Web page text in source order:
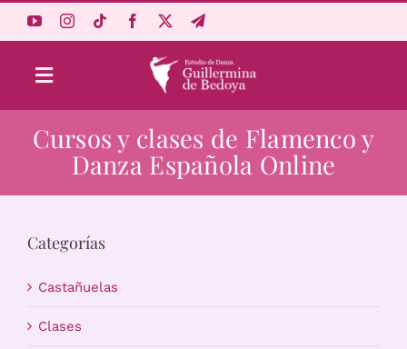
Toggle
Navigation
Aprende Online
Estudio
Cursos y clases de Flamenco y
Danza Española Online
Categorías
Castañuelas
Clases